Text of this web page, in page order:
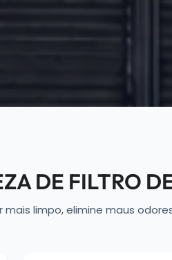
DE FILTRO
mais limpo, elimine maus